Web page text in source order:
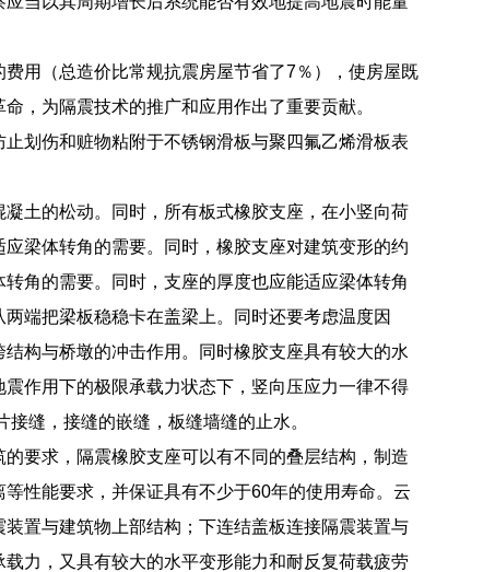
用（总造价比常规抗震房屋节省了7％），使房屋既
，为隔震技术的推广和应用作出了重要贡献。
划伤和赃物粘附于不锈钢滑板与聚四氟乙烯滑板表
土的松动。同时，所有板式橡胶支座，在小竖向荷
梁体转角的需要。同时，橡胶支座对建筑变形的约
角的需要。同时，支座的厚度也应能适应梁体转角
端把梁板稳稳卡在盖梁上。同时还要考虑温度因
构与桥墩的冲击作用。同时橡胶支座具有较大的水
作用下的极限承载力状态下，竖向压应力一律不得
缝，接缝的嵌缝，板缝墙缝的止水。
要求，隔震橡胶支座可以有不同的叠层结构，制造
性能要求，并保证具有不少于60年的使用寿命。云
置与建筑物上部结构；下连结盖板连接隔震装置与
力，又具有较大的水平变形能力和耐反复荷载疲劳